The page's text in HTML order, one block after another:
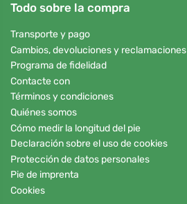
Todo sobre la compra
Transporte y pago
Cambios, devoluciones y reclamaciones
Programa de fidelidad
Contacte con
Términos y condiciones
Quiénes somos
Cómo medir la longitud del pie
Declaración sobre el uso de cookies
Protección de datos personales
Pie de imprenta
Cookies